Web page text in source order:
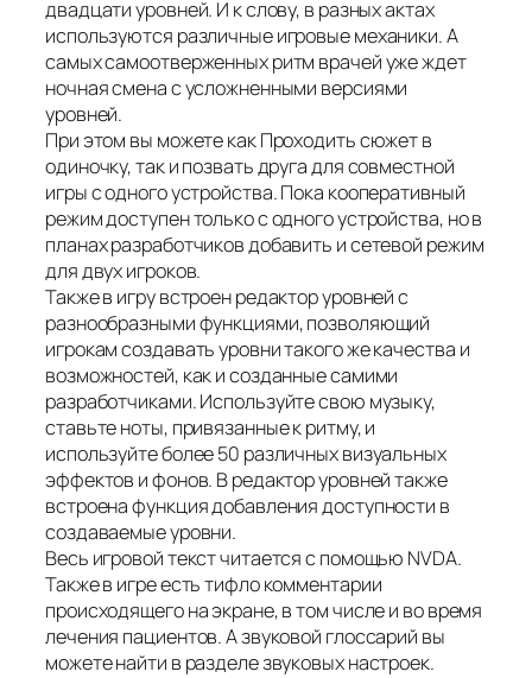
двадцати уровней. И к слову, в разных актах
используются различные игровые механики. А
самых самоотверженных ритм врачей уже ждет
ночная смена с усложненными версиями
уровней.
При этом вы можете как Проходить сюжет в
одиночку, так и позвать друга для совместной
игры с одного устройства. Пока кооперативный
режим доступен только с одного устройства, но в
планах разработчиков добавить и сетевой режим
для двух игроков.
Также в игру встроен редактор уровней с
разнообразными функциями, позволяющий
игрокам создавать уровни такого же качества и
возможностей, как и созданные самими
разработчиками. Используйте свою музыку,
ставьте ноты, привязанные к ритму, и
используйте более 50 различных визуальных
эффектов и фонов. В редактор уровней также
встроена функция добавления доступности в
создаваемые уровни.
Весь игровой текст читается с помощью NVDA.
Также в игре есть тифло комментарии
происходящего на экране, в том числе и во время
лечения пациентов. А звуковой глоссарий вы
можете найти в разделе звуковых настроек.